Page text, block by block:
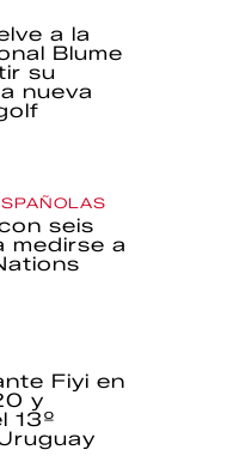
a la
Blume
su
nueva
seis
medirse a
Fiyi en
y
13º